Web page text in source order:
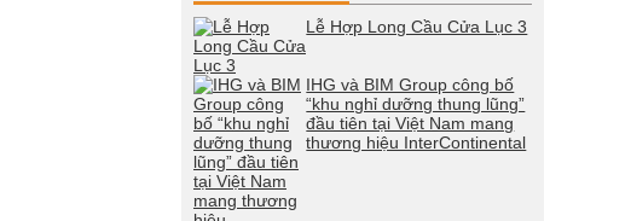
Lễ Hợp Long Cầu Cửa Lục 3
IHG và BIM Group công bố
“khu nghỉ dưỡng thung lũng”
đầu tiên tại Việt Nam mang
thương hiệu InterContinental